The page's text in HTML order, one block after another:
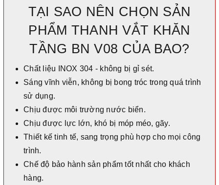
TẠI SAO NÊN CHỌN SẢN
PHẨM THANH VẮT KHĂN
TẦNG BN V08 CỦA BAO?
Chất liệu INOX 304 - không bị gỉ sét.
Sáng vĩnh viễn, không bị bong tróc trong quá trình
sử dụng.
Chịu được môi trường nước biển.
Chịu được lực lớn, khó bị móp méo, gãy.
Thiết kế tinh tế, sang trọng phù hợp cho mọi công
trình.
Chế độ bảo hành sản phẩm tốt nhất cho khách
hàng.